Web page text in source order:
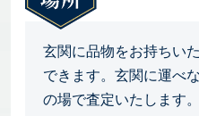
玄関に品物をお持ちい
できます。玄関に運べ
の場で査定いたします。